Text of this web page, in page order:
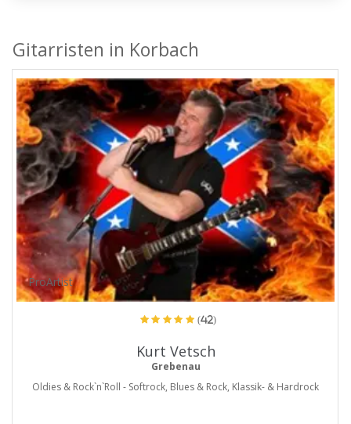
Gitarristen in Korbach
ProArtist
(42)
Kurt Vetsch
Grebenau
Oldies & Rock`n`Roll - Softrock, Blues & Rock, Klassik- & Hardrock